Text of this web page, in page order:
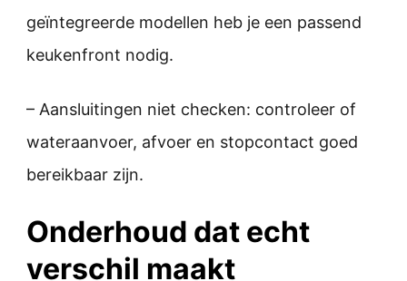
geïntegreerde modellen heb je een passend
keukenfront nodig.
– Aansluitingen niet checken: controleer of
wateraanvoer, afvoer en stopcontact goed
bereikbaar zijn.
Onderhoud dat echt
verschil maakt